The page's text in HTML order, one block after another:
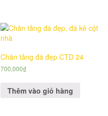
Chân tảng đá đẹp CTD 24
700,000₫
Thêm vào giỏ hàng